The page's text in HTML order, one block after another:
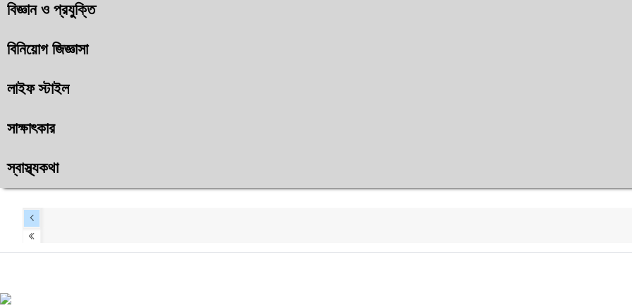
বিজ্ঞান ও প্রযুক্তি
বিনিয়োগ জিজ্ঞাসা
লাইফ স্টাইল
সাক্ষাৎকার
স্বাস্থ্যকথা